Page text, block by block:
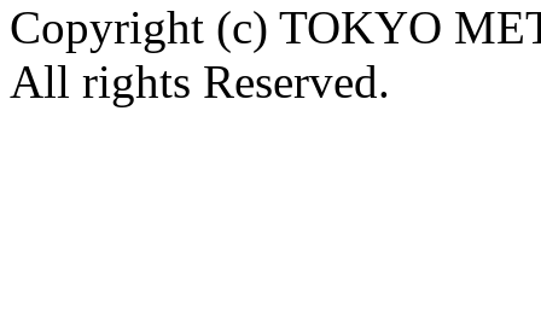
Copyright (c) TOKYO
All rights Reserved.